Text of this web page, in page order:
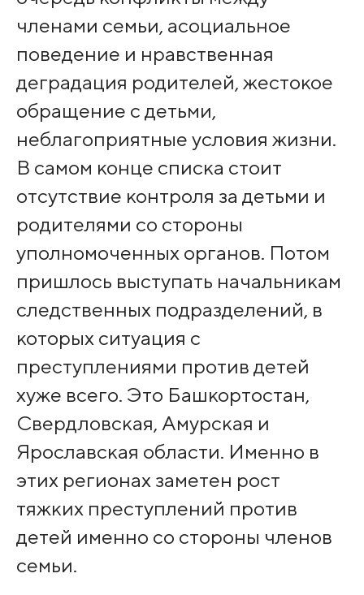
членами семьи, асоциальное
поведение и нравственная
деградация родителей, жестокое
обращение с детьми,
неблагоприятные условия жизни.
В самом конце списка стоит
отсутствие контроля за детьми и
родителями со стороны
уполномоченных органов. Потом
пришлось выступать начальникам
следственных подразделений, в
которых ситуация с
преступлениями против детей
хуже всего. Это Башкортостан,
Свердловская, Амурская и
Ярославская области. Именно в
этих регионах заметен рост
тяжких преступлений против
детей именно со стороны членов
семьи.